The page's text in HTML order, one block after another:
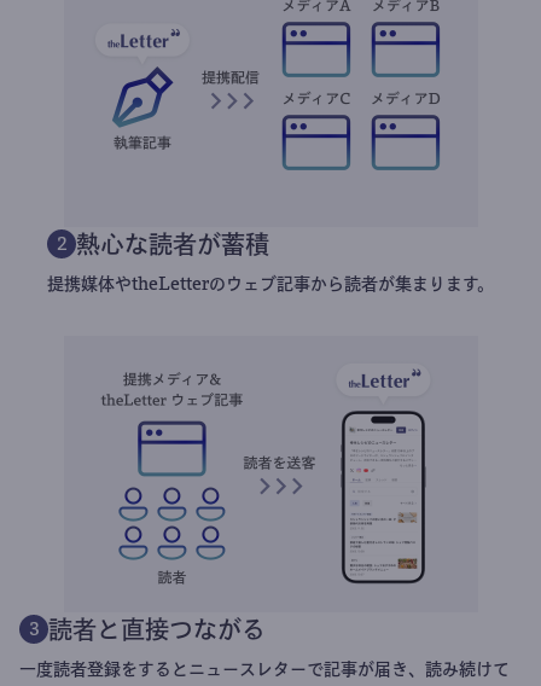
2 熱心な読者が蓄積
提携媒体やtheLetterのウェブ記事から読者が集まります。
3 読者と直接つながる
一度読者登録をするとニュースレターで記事が届き、読み続けて